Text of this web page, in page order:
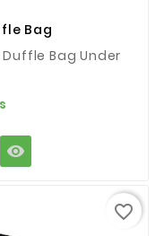
Bag
Bag Under

favorite_border